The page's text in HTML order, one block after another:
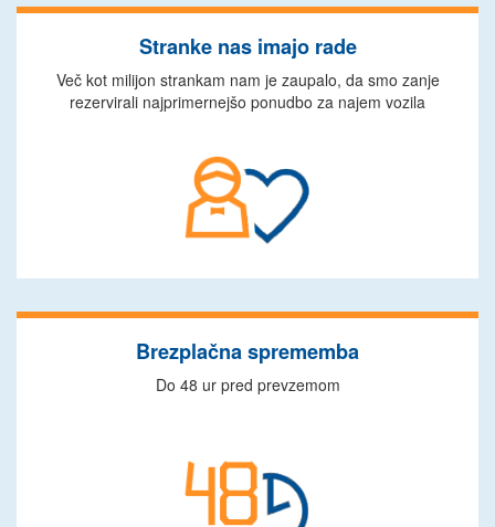
Stranke nas imajo rade
Več kot milijon strankam nam je zaupalo, da smo zanje
rezervirali najprimernejšo ponudbo za najem vozila
Brezplačna sprememba
Do 48 ur pred prevzemom